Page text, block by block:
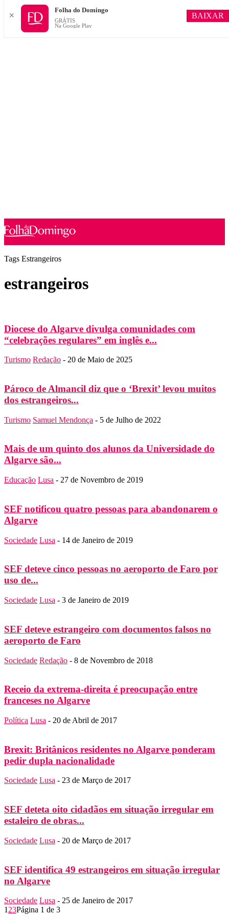
Tags Estrangeiros
estrangeiros
Diocese do Algarve divulga comunidades com
“celebrações regulares” em inglês e...
Turismo Redação - 20 de Maio de 2025
Pároco de Almancil diz que o ‘Brexit’ levou muitos
dos estrangeiros...
Turismo Samuel Mendonça - 5 de Julho de 2022
Mais de um quinto dos alunos da Universidade do
Algarve são...
Educação Lusa - 27 de Novembro de 2019
SEF notificou quatro pessoas para abandonarem o
Algarve
Sociedade Lusa - 14 de Janeiro de 2019
SEF deteve cinco pessoas no aeroporto de Faro por
uso de...
Sociedade Lusa - 3 de Janeiro de 2019
SEF deteve estrangeiro com documentos falsos no
aeroporto de Faro
Sociedade Redação - 8 de Novembro de 2018
Receio da extrema-direita é preocupação entre
franceses no Algarve
Política Lusa - 20 de Abril de 2017
Brexit: Britânicos residentes no Algarve ponderam
pedir dupla nacionalidade
Sociedade Lusa - 23 de Março de 2017
SEF deteta oito cidadãos em situação irregular em
estaleiro de obras...
Sociedade Lusa - 20 de Março de 2017
SEF identifica 49 estrangeiros em situação irregular
no Algarve
Sociedade Lusa - 25 de Janeiro de 2017
1 23Página 1 de 3
✕
Folha do Domingo
GRÁTIS
Na Google Play
BAIXAR